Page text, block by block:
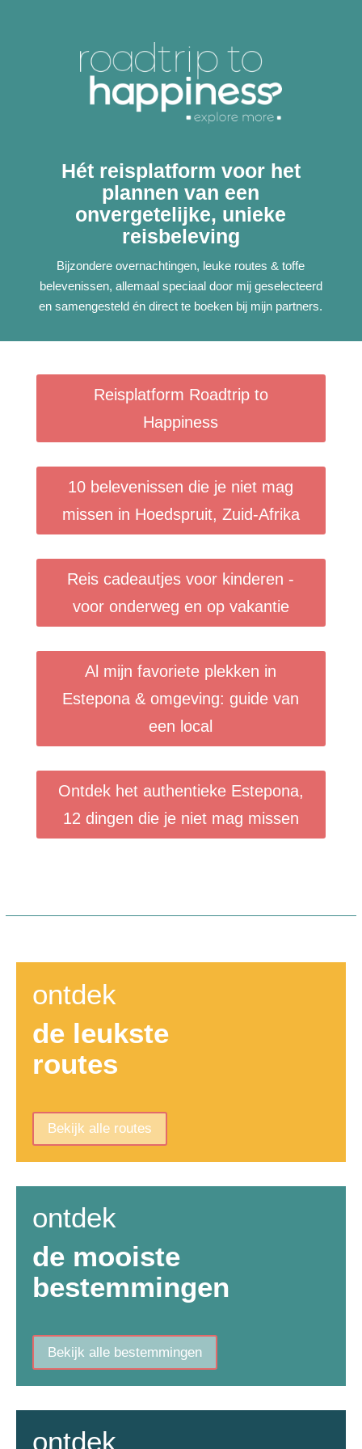
Hét reisplatform voor het
plannen van een
onvergetelijke, unieke
reisbeleving
Bijzondere overnachtingen, leuke routes & toffe
belevenissen, allemaal speciaal door mij geselecteerd
en samengesteld én direct te boeken bij mijn partners.
Reisplatform Roadtrip to
Happiness
10 belevenissen die je niet mag
missen in Hoedspruit, Zuid-Afrika
Reis cadeautjes voor kinderen -
voor onderweg en op vakantie
Al mijn favoriete plekken in
Estepona & omgeving: guide van
een local
Ontdek het authentieke Estepona,
12 dingen die je niet mag missen
ontdek
de leukste
routes
Bekijk alle routes
ontdek
de mooiste
bestemmingen
Bekijk alle bestemmingen
ontdek